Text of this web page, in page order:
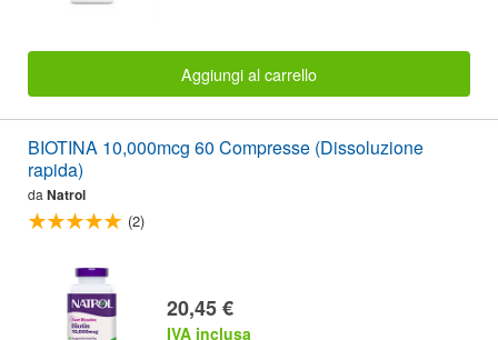
Aggiungi al carrello
BIOTINA 10,000mcg 60 Compresse (Dissoluzione
rapida)
da Natrol
(2)
20,45 €
IVA inclusa